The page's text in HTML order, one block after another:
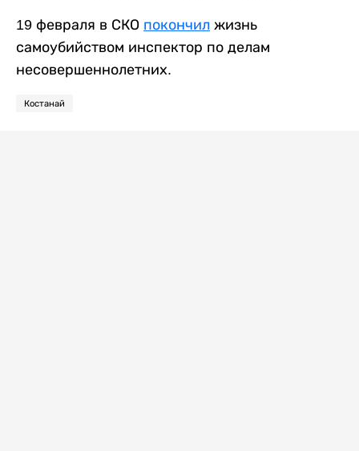
19 февраля в СКО покончил жизнь
самоубийством инспектор по делам
несовершеннолетних.
Костанай